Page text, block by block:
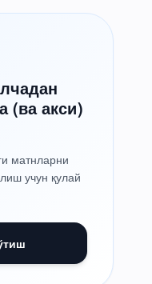
(ва акси)
матнларни
учун қулай